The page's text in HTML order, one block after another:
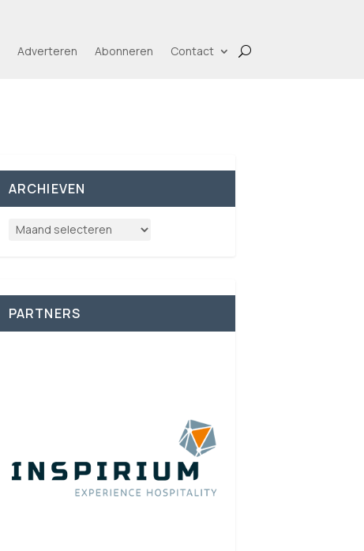
Adverteren Abonneren Contact
ARCHIEVEN
PARTNERS